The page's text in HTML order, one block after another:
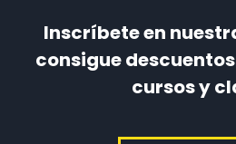
Inscríbete en
consigue
cursos y